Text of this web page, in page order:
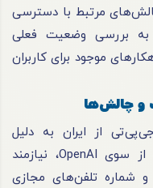
مرتبط با دسترسی
به بررسی وضعیت فعلی
موجود برای کاربران
و چالش‌ها
از ایران به دلیل
تحریم‌ها و محدودیت‌های اعمال‌شده از سوی OpenAI، نیازمند
استفاده از ابزارهای تغییر IP (VPN) و شماره تلفن‌های مجازی